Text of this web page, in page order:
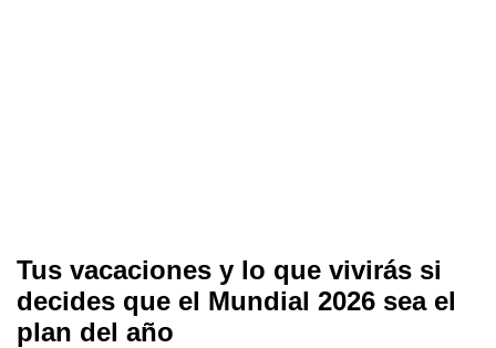
Tus vacaciones y lo que vivirás si
decides que el Mundial 2026 sea el
plan del año